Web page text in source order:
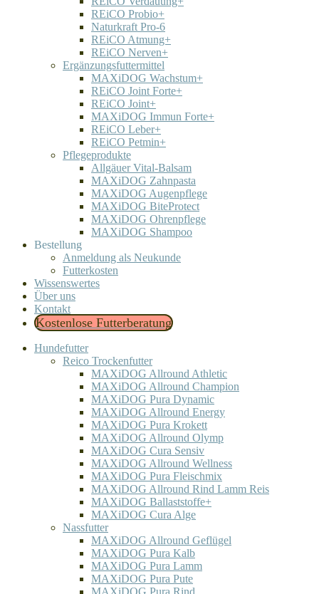
REiCO Probio+
Naturkraft Pro-6
REiCO Atmung+
REiCO Nerven+
Ergänzungsfuttermittel
MAXiDOG Wachstum+
REiCO Joint Forte+
REiCO Joint+
MAXiDOG Immun Forte+
REiCO Leber+
REiCO Petmin+
Pflegeprodukte
Allgäuer Vital-Balsam
MAXiDOG Zahnpasta
MAXiDOG Augenpflege
MAXiDOG BiteProtect
MAXiDOG Ohrenpflege
MAXiDOG Shampoo
Bestellung
Anmeldung als Neukunde
Futterkosten
Wissenswertes
Über uns
Kontakt
Kostenlose Futterberatung
Hundefutter
Reico Trockenfutter
MAXiDOG Allround Athletic
MAXiDOG Allround Champion
MAXiDOG Pura Dynamic
MAXiDOG Allround Energy
MAXiDOG Pura Krokett
MAXiDOG Allround Olymp
MAXiDOG Cura Sensiv
MAXiDOG Allround Wellness
MAXiDOG Pura Fleischmix
MAXiDOG Allround Rind Lamm Reis
MAXiDOG Ballaststoffe+
MAXiDOG Cura Alge
Nassfutter
MAXiDOG Allround Geflügel
MAXiDOG Pura Kalb
MAXiDOG Pura Lamm
MAXiDOG Pura Pute
MAXiDOG Pura Rind